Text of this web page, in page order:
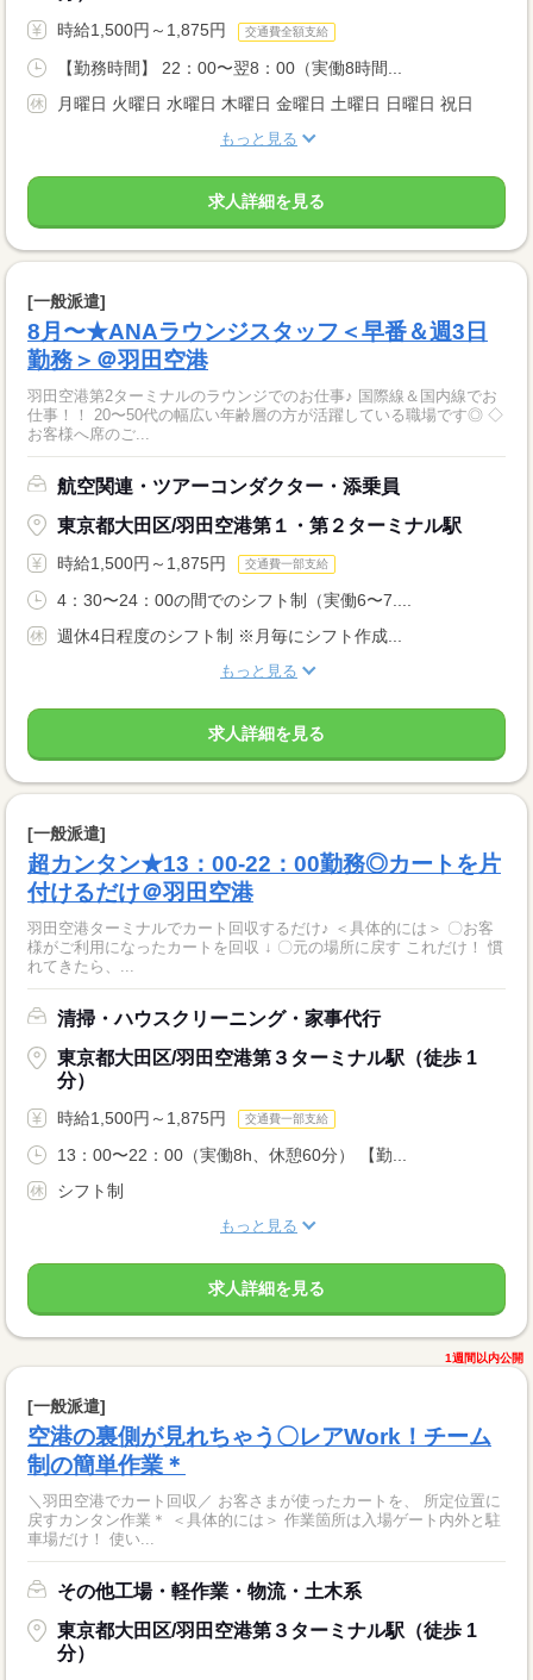
時給1,500円～1,875円 交通費全額支給
【勤務時間】 22：00〜翌8：00（実働8時間...
月曜日 火曜日 水曜日 木曜日 金曜日 土曜日 日曜日 祝日
もっと見る
求人詳細を見る
[一般派遣]
8月〜★ANAラウンジスタッフ＜早番＆週3日
勤務＞＠羽田空港
羽田空港第2ターミナルのラウンジでのお仕事♪ 国際線＆国内線でお
仕事！！ 20〜50代の幅広い年齢層の方が活躍している職場です◎ ◇
お客様へ席のご...
航空関連・ツアーコンダクター・添乗員
東京都大田区/羽田空港第１・第２ターミナル駅
時給1,500円～1,875円 交通費一部支給
4：30〜24：00の間でのシフト制（実働6〜7....
週休4日程度のシフト制 ※月毎にシフト作成...
もっと見る
求人詳細を見る
[一般派遣]
超カンタン★13：00-22：00勤務◎カートを片
付けるだけ＠羽田空港
羽田空港ターミナルでカート回収するだけ♪ ＜具体的には＞ 〇お客
様がご利用になったカートを回収 ↓ 〇元の場所に戻す これだけ！ 慣
れてきたら、...
清掃・ハウスクリーニング・家事代行
東京都大田区/羽田空港第３ターミナル駅（徒歩 1
分）
時給1,500円～1,875円 交通費一部支給
13：00〜22：00（実働8h、休憩60分） 【勤...
シフト制
もっと見る
求人詳細を見る
1週間以内公開
[一般派遣]
空港の裏側が見れちゃう〇レアWork！チーム
制の簡単作業＊
＼羽田空港でカート回収／ お客さまが使ったカートを、 所定位置に
戻すカンタン作業＊ ＜具体的には＞ 作業箇所は入場ゲート内外と駐
車場だけ！ 使い...
その他工場・軽作業・物流・土木系
東京都大田区/羽田空港第３ターミナル駅（徒歩 1
分）